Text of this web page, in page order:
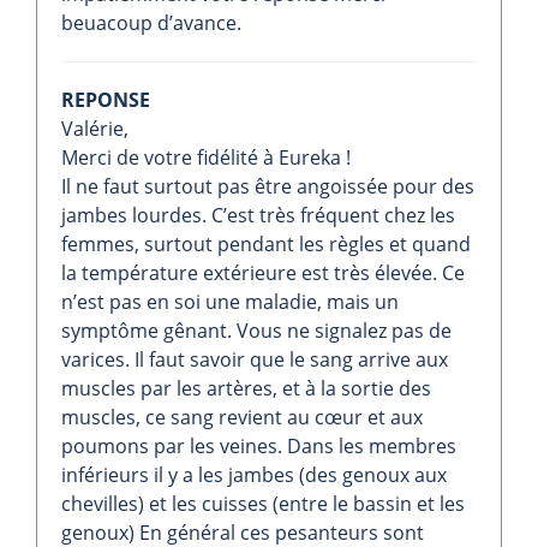
beuacoup d’avance.
REPONSE
Valérie,
Merci de votre fidélité à Eureka !
Il ne faut surtout pas être angoissée pour des
jambes lourdes. C’est très fréquent chez les
femmes, surtout pendant les règles et quand
la température extérieure est très élevée. Ce
n’est pas en soi une maladie, mais un
symptôme gênant. Vous ne signalez pas de
varices. Il faut savoir que le sang arrive aux
muscles par les artères, et à la sortie des
muscles, ce sang revient au cœur et aux
poumons par les veines. Dans les membres
inférieurs il y a les jambes (des genoux aux
chevilles) et les cuisses (entre le bassin et les
genoux) En général ces pesanteurs sont